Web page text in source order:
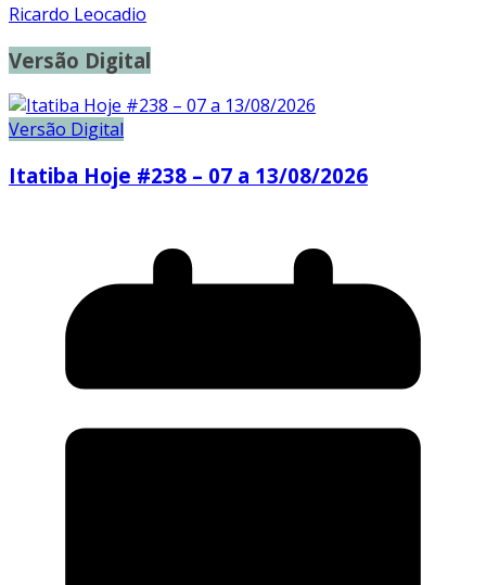
Ricardo Leocadio
Versão Digital
Versão Digital
Itatiba Hoje #238 – 07 a 13/08/2026